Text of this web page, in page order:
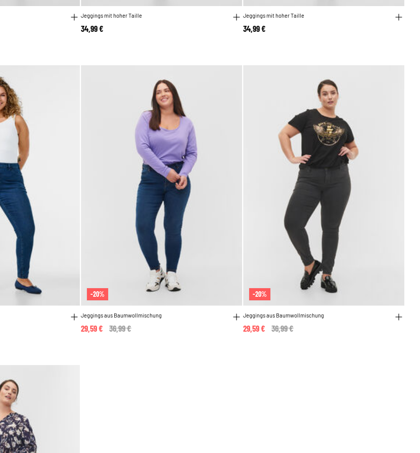
Jeggings mit hoher Taille
34,99 €
Jeggings mit hoher Taille
34,99 €
-20%
Jeggings aus Baumwollmischung
Price reduced from
36,99 €
29,59 €
-20%
Jeggings aus Baumwollmischung
Price reduced from
36,99 €
29,59 €